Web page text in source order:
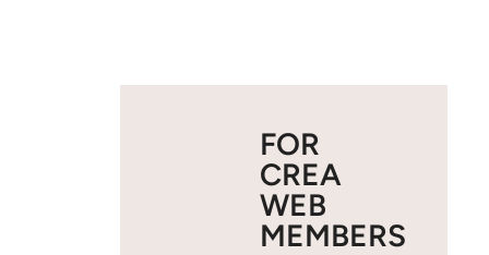
FOR
CREA
WEB
MEMBERS